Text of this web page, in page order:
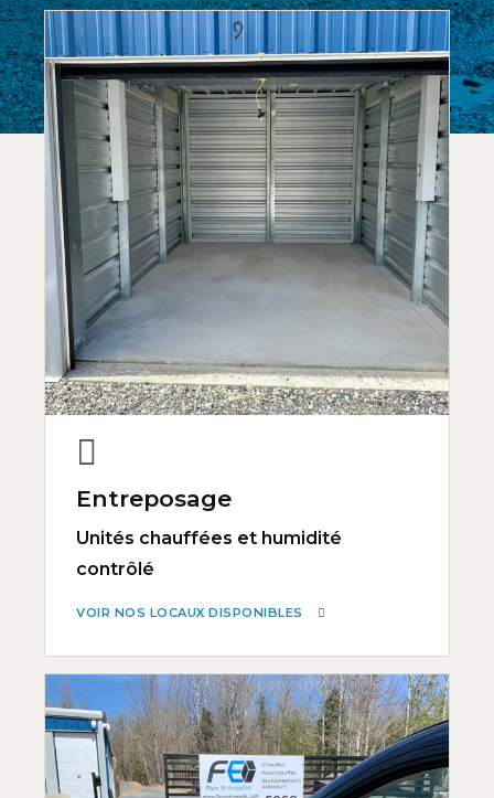
Entreposage
Unités chauffées et humidité
contrôlé
VOIR NOS LOCAUX DISPONIBLES